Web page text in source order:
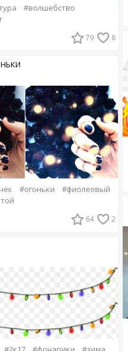
#волшебство
79 8
#огоньки
#фиолеовый
64 2